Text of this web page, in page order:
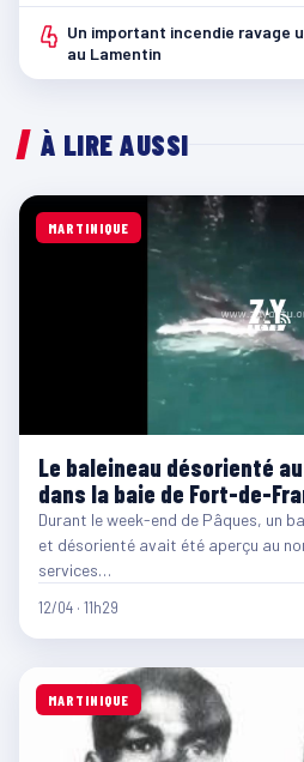
4 Un important incendie ravage
au Lamentin
À LIRE AUSSI
MARTINIQUE
Le baleineau désorienté
dans la baie de Fort-de-
Durant le week-end de Pâques, un
et désorienté avait été aperçu au
services…
12/04 · 11h29
MARTINIQUE